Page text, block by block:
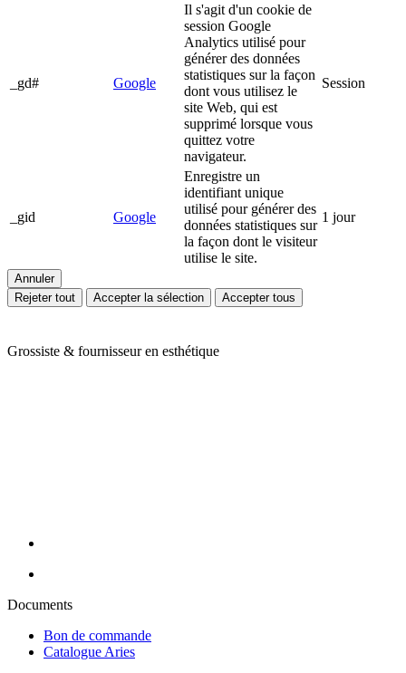
_gd# Google
Il s'agit d'un cookie de
session Google
Analytics utilisé pour
générer des données
statistiques sur la façon
dont vous utilisez le
site Web, qui est
supprimé lorsque vous
quittez votre
navigateur.
Session
_gid Google
Enregistre un
identifiant unique
utilisé pour générer des
données statistiques sur
la façon dont le visiteur
utilise le site.
1 jour
Annuler
Rejeter tout
Accepter la sélection Accepter tous
Grossiste & fournisseur en esthétique
Documents
Bon de commande
Catalogue Aries